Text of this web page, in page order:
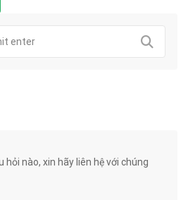
hỏi nào, xin hãy liên hệ với chúng